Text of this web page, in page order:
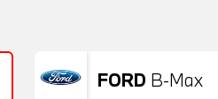
FORD B-Max
Usato